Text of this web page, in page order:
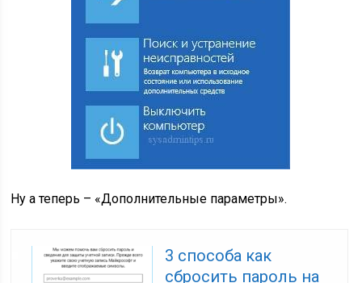
Ну а теперь – «Дополнительные параметры».
3 способа как
сбросить пароль на